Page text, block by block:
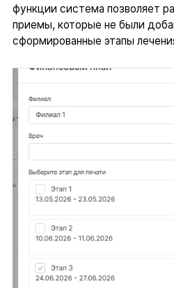
функции система позволяет
приемы, которые не были
сформированные этапы